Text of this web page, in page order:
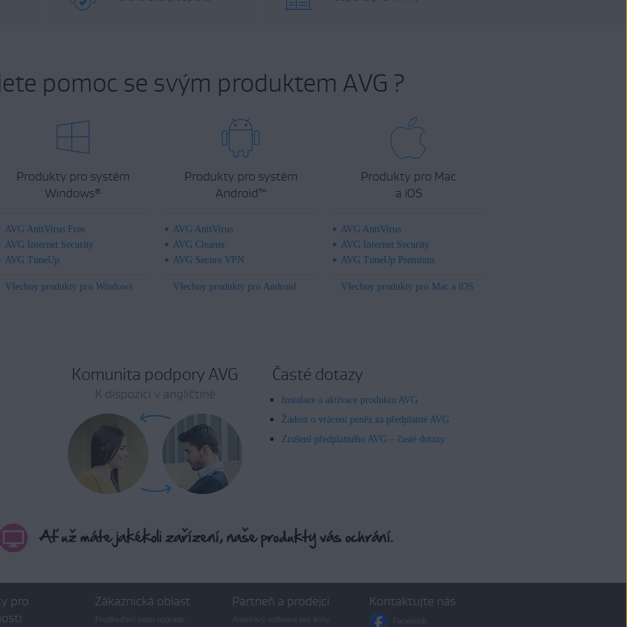
pomoc se svým produktem AVG ?
Produkty pro systém
Windows®
AVG AntiVirus Free
AVG Internet Security
AVG TuneUp
Všechny produkty pro Windows
Produkty pro systém
Android™
AVG AntiVirus
AVG Cleaner
AVG Secure VPN
Všechny produkty pro Android
Produkty pro Mac
a iOS
AVG AntiVirus
AVG Internet Security
AVG TuneUp Premium
Všechny produkty pro Mac a iOS
Komunita podpory AVG
K dispozici v angličtině
Časté dotazy
Instalace a aktivace produktu AVG
Žádost o vrácení peněz za předplatné AVG
Zrušení předplatného AVG – časté dotazy
pro
Zákaznická oblast Partneři a prodejci Kontaktujte nás